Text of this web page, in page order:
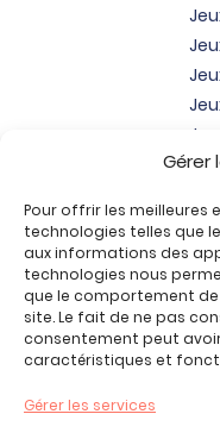
Gérer
Pour offrir les meilleures
technologies telles que
aux informations des
technologies nous
que le comportement de
site. Le fait de ne pas
consentement peut
caractéristiques et
Gérer les services
Promos